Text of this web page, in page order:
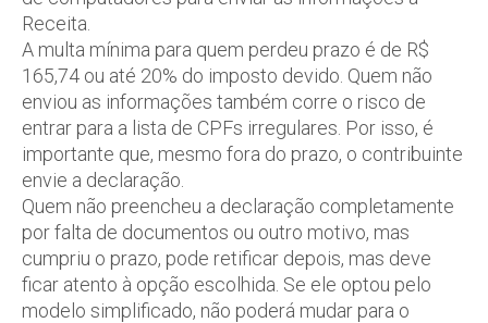
Receita.
A multa mínima para quem perdeu prazo é de R$
165,74 ou até 20% do imposto devido. Quem não
enviou as informações também corre o risco de
entrar para a lista de CPFs irregulares. Por isso, é
importante que, mesmo fora do prazo, o contribuinte
envie a declaração.
Quem não preencheu a declaração completamente
por falta de documentos ou outro motivo, mas
cumpriu o prazo, pode retificar depois, mas deve
ficar atento à opção escolhida. Se ele optou pelo
modelo simplificado, não poderá mudar para o